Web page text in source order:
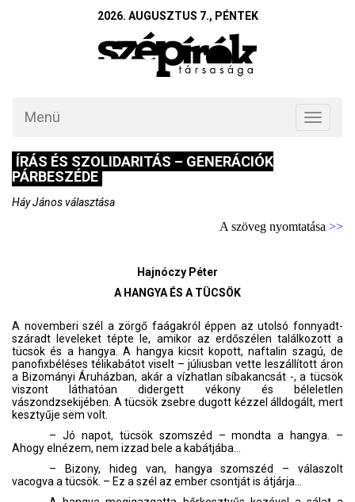
2026. AUGUSZTUS 7., PÉNTEK
Toggle
Menü
ÍRÁS ÉS SZOLIDARITÁS – GENERÁCIÓK
PÁRBESZÉDE
Háy János választása
A szöveg nyomtatása >>
Hajnóczy Péter
A HANGYA ÉS A TÜCSÖK
A novemberi szél a zörgő faágakról éppen az utolsó fonnyadt-
száradt leveleket tépte le, amikor az erdőszélen találkozott a
tücsök és a hangya. A hangya kicsit kopott, naftalin szagú, de
panofixbéléses télikabátot viselt – júliusban vette leszállított áron
a Bizományi Áruházban, akár a vízhatlan síbakancsát -, a tücsök
viszont láthatóan didergett vékony és béleletlen
vászondzsekijében. A tücsök zsebre dugott kézzel álldogált, mert
kesztyűje sem volt.
– Jó napot, tücsök szomszéd – mondta a hangya. –
Ahogy elnézem, nem izzad bele a kabátjába…
– Bizony, hideg van, hangya szomszéd – válaszolt
vacogva a tücsök. – Ez a szél az ember csontját is átjárja...